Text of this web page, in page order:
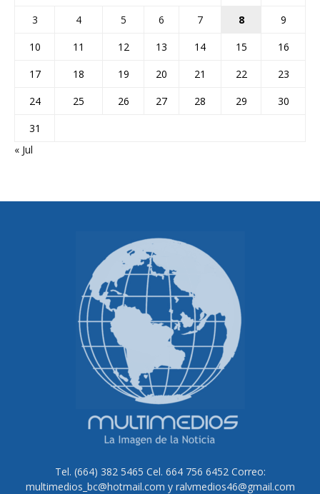
3
4 5 6 7 8
9
10
11 12 13 14 15
16
17
18 19 20 21 22
23
24
25 26 27 28 29
30
31
« Jul
Tel. (664) 382 5465 Cel. 664 756 6452 Correo:
multimedios_bc@hotmail.com y ralvmedios46@gmail.com